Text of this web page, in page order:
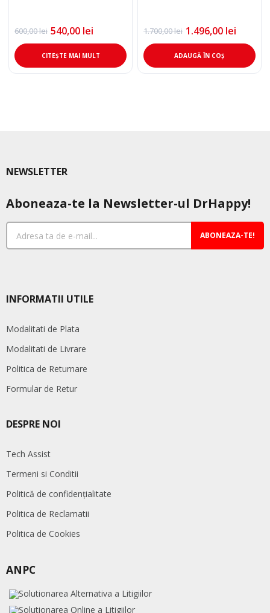
600,00lei
Prețul
inițial
a
fost:
600,00 lei.
540,00 lei
Prețul
curent
este:
540,00 lei.
CITEȘTE MAI MULT
1.700,00lei
Prețul
inițial
a
fost:
1.700,00 lei.
1.496,00 lei
Prețul
curent
este:
1.496,00 lei.
ADAUGĂ ÎN COȘ
NEWSLETTER
Aboneaza-te la Newsletter-ul DrHappy!
ABONEAZA-TE!
INFORMATII UTILE
Modalitati de Plata
Modalitati de Livrare
Politica de Returnare
Formular de Retur
DESPRE NOI
Tech Assist
Termeni si Conditii
Politică de confidențialitate
Politica de Reclamatii
Politica de Cookies
ANPC